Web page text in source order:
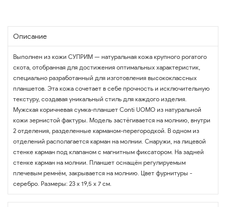
Описание
Выполнен из кожи СУПРИМ — натуральная кожа крупного рогатого
скота, отобранная для достижения оптимальных характеристик,
специально разработанный для изготовления высококлассных
планшетов. Эта кожа сочетает в себе прочность и исключительную
текстуру, создавая уникальный стиль для каждого изделия.
Мужская коричневая сумка-планшет Conti UOMO из натуральной
кожи зернистой фактуры. Модель застёгивается на молнию, внутри
2 отделения, разделенные карманом-перегородкой. В одном из
отделений располагается карман на молнии. Снаружи, на лицевой
стенке карман под клапаном с магнитным фиксатором. На задней
стенке карман на молнии. Планшет оснащён регулируемым
плечевым ремнём, закрывается на молнию. Цвет фурнитуры -
серебро. Размеры: 23 x 19,5 x 7 см.